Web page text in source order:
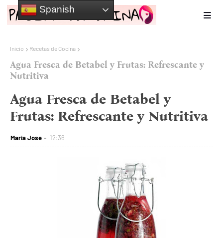
Inicio Recetas de Cocina
Agua Fresca de Betabel y Frutas: Refrescante y
Nutritiva
Agua Fresca de Betabel y
Frutas: Refrescante y Nutritiva
Maria Jose 12:36
Spanish